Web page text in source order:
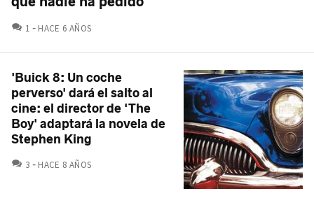
1 COMENTARIOS
HACE 6 AÑOS
'Buick 8: Un coche
perverso' dará el salto al
cine: el director de 'The
Boy' adaptará la novela de
Stephen King
3 COMENTARIOS
HACE 8 AÑOS